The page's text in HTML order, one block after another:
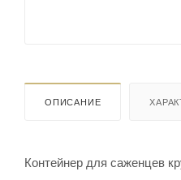
ОПИСАНИЕ
Контейнер для саженцев